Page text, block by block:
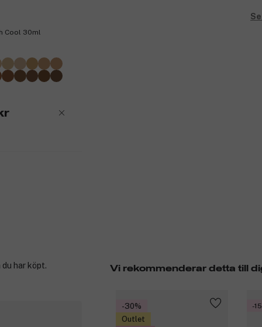
Cool 30ml
Vi rekommenderar detta till
-30%
Outlet
-
har köpt.